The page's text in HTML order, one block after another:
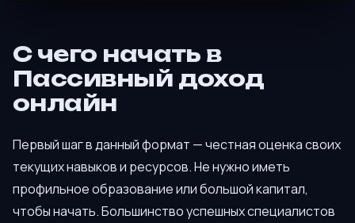
С чего начать в
Пассивный доход
онлайн
Первый шаг в данный формат — честная оценка своих
текущих навыков и ресурсов. Не нужно иметь
профильное образование или большой капитал,
чтобы начать. Большинство успешных специалистов